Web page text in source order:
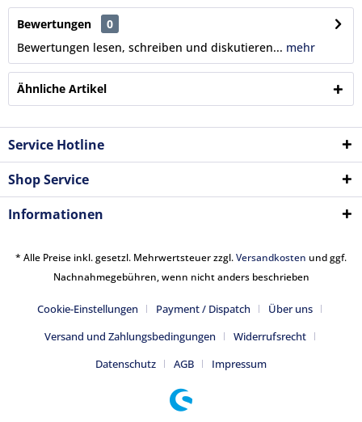
Bewertungen
0
Bewertungen lesen, schreiben und diskutieren... mehr
Ähnliche Artikel
Service Hotline
Shop Service
Informationen
* Alle Preise inkl. gesetzl. Mehrwertsteuer zzgl.Versandkosten und ggf.
Nachnahmegebühren, wenn nicht anders beschrieben
Cookie-Einstellungen Payment / Dispatch
Über uns
Versand und Zahlungsbedingungen
Widerrufsrecht
Datenschutz
AGB Impressum